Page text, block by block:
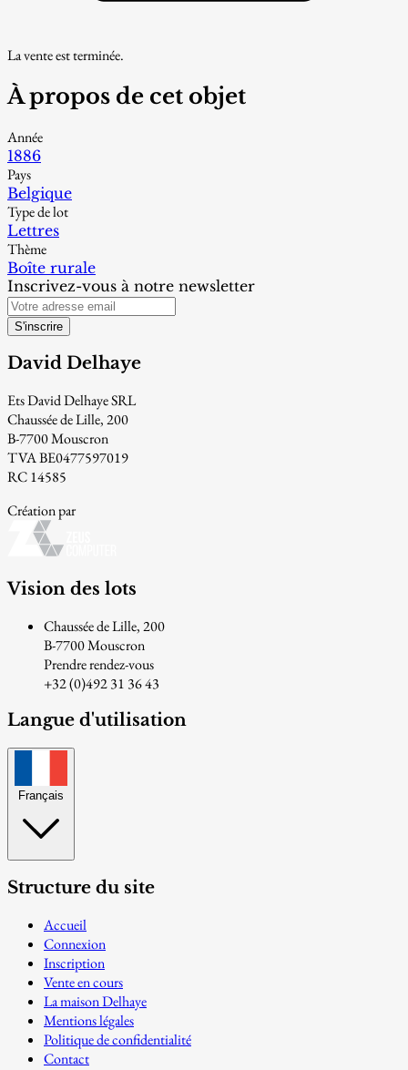
La vente est terminée.
À propos de cet objet
Année
1886
Pays
Belgique
Type de lot
Lettres
Thème
Boîte rurale
Inscrivez-vous à notre newsletter
S'inscrire
David Delhaye
Ets David Delhaye SRL
Chaussée de Lille, 200
B-7700 Mouscron
TVA BE0477597019
RC 14585
Création par
Vision des lots
Chaussée de Lille, 200
B-7700 Mouscron
Prendre rendez-vous
+32 (0)492 31 36 43
Langue d'utilisation
Français
Structure du site
Accueil
Connexion
Inscription
Vente en cours
La maison Delhaye
Mentions légales
Politique de confidentialité
Contact